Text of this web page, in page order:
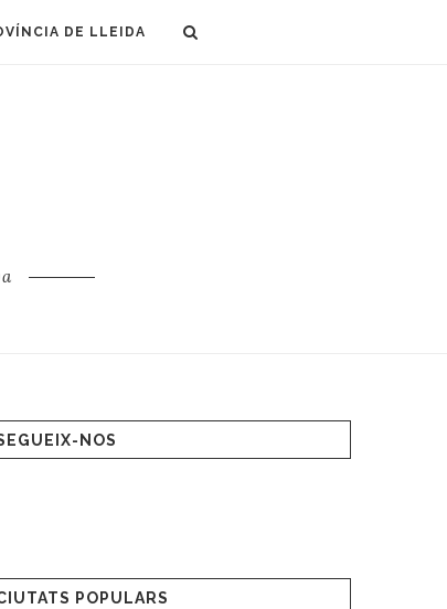
DE LLEIDA
NOS
POPULARS